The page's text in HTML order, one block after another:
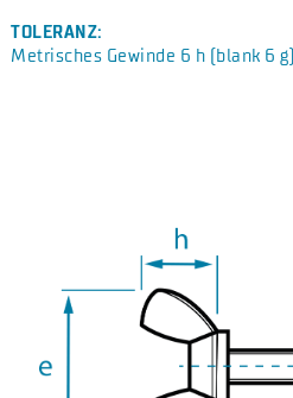
TOLERANZ:
Metrisches Gewinde 6 h (blank 6